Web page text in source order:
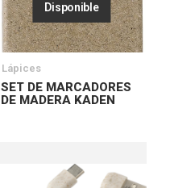
Disponible
Lápices
SET DE MARCADORES
DE MADERA KADEN